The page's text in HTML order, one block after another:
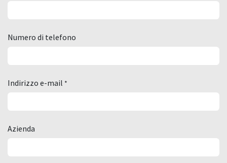
Numero di telefono
Indirizzo e-mail *
Azienda